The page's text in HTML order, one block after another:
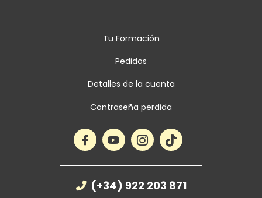
Tu Formación
Pedidos
Detalles de la cuenta
Contraseña perdida
(+34) 922 203 871